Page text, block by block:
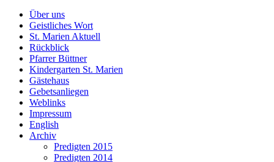
Über uns
Geistliches Wort
St. Marien Aktuell
Rückblick
Pfarrer Büttner
Kindergarten St. Marien
Gästehaus
Gebetsanliegen
Weblinks
Impressum
English
Archiv
Predigten 2015
Predigten 2014